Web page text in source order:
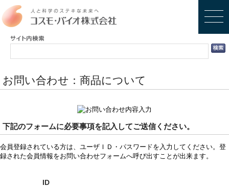
お問い合わせ：商品について
下記のフォームに必要事項を記入してご送信ください。
会員登録されている方は、ユーザＩＤ・パスワードを入力してください。登
録された会員情報をお問い合わせフォームへ呼び出すことが出来ます。
ID